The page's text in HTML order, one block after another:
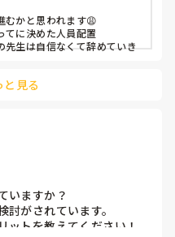
むかと思われます😩
てに決めた人員配置
先生は自信なくて辞めていき
見る
いますか？
がされています。
ットを教えてください！